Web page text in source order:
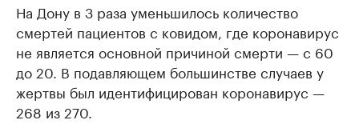
На Дону в 3 раза уменьшилось количество
смертей пациентов с ковидом, где коронавирус
не является основной причиной смерти — с 60
до 20. В подавляющем большинстве случаев у
жертвы был идентифицирован коронавирус —
268 из 270.